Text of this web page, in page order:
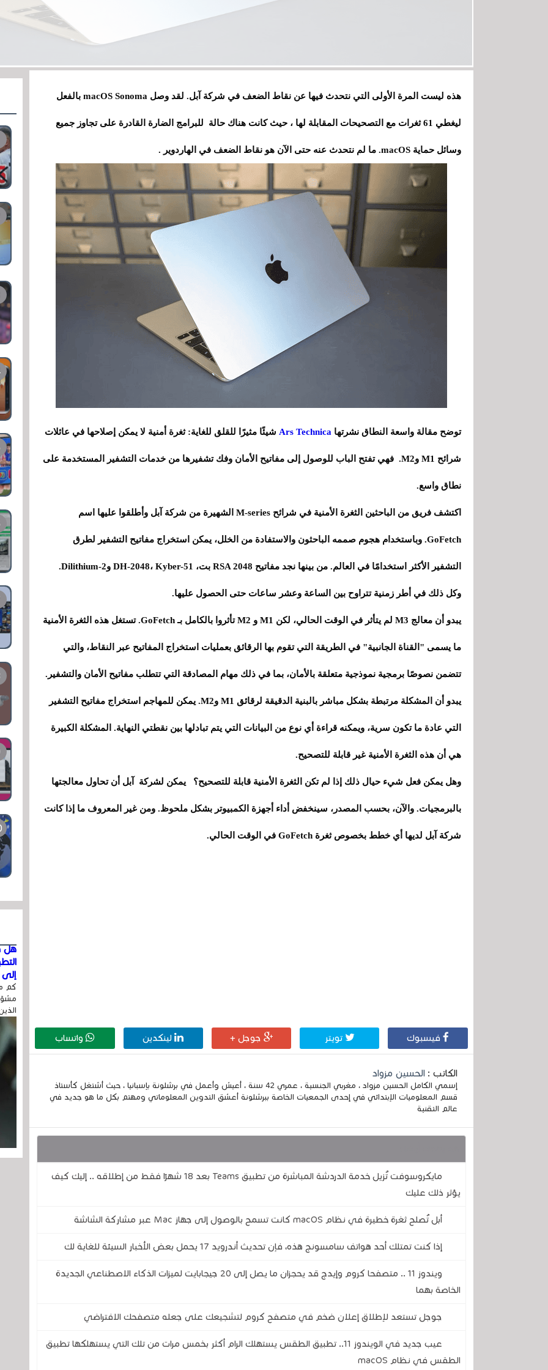
هذه ليست المرة الأولى التي نتحدث فيها عن نقاط الضعف في شركة آبل. لقد وصل macOS Sonoma بالفعل
ليغطي 61 ثغرات مع التصحيحات المقابلة لها ، حيث كانت هناك حالة للبرامج الضارة القادرة على تجاوز جميع
وسائل حماية macOS. ما لم نتحدث عنه حتى الآن هو نقاط الضعف في الهاردوير .
توضح مقالة واسعة النطاق نشرتها Ars Technica شيئًا مثيرًا للقلق للغاية: ثغرة أمنية لا يمكن إصلاحها في عائلات
شرائح M1 وM2. فهي تفتح الباب للوصول إلى مفاتيح الأمان وفك تشفيرها من خدمات التشفير المستخدمة على
نطاق واسع.
اكتشف فريق من الباحثين الثغرة الأمنية في شرائح M-series الشهيرة من شركة آبل وأطلقوا عليها اسم
GoFetch. وباستخدام هجوم صممه الباحثون والاستفادة من الخلل، يمكن استخراج مفاتيح التشفير لطرق
التشفير الأكثر استخدامًا في العالم. من بينها نجد مفاتيح RSA 2048 بت، DH-2048، Kyber-51 وDilithium-2.
وكل ذلك في أطر زمنية تتراوح بين الساعة وعشر ساعات حتى الحصول عليها.
يبدو أن معالج M3 لم يتأثر في الوقت الحالي، لكن M1 و M2 تأثروا بالكامل بـ GoFetch. تستغل هذه الثغرة الأمنية
ما يسمى "القناة الجانبية" في الطريقة التي تقوم بها الرقائق بعمليات استخراج المفاتيح عبر النقاط، والتي
تتضمن نصوصًا برمجية نموذجية متعلقة بالأمان، بما في ذلك مهام المصادقة التي تتطلب مفاتيح الأمان والتشفير.
يبدو أن المشكلة مرتبطة بشكل مباشر بالبنية الدقيقة لرقائق M1 وM2. يمكن للمهاجم استخراج مفاتيح التشفير
التي عادة ما تكون سرية، ويمكنه قراءة أي نوع من البيانات التي يتم تبادلها بين نقطتي النهاية. المشكلة الكبيرة
هي أن هذه الثغرة الأمنية غير قابلة للتصحيح.
وهل يمكن فعل شيء حيال ذلك إذا لم تكن الثغرة الأمنية قابلة للتصحيح؟ يمكن لشركة آبل أن تحاول معالجتها
بالبرمجيات. والآن، بحسب المصدر، سينخفض ​​أداء أجهزة الكمبيوتر بشكل ملحوظ. ومن غير المعروف ما إذا كانت
شركة آبل لديها أي خطط بخصوص ثغرة GoFetch في الوقت الحالي.
فيسبوك تويتر جوجل + لينكدين واتساب
الكاتب : الحسين مزواد
إسمي الكامل الحسين مزواد ، مغربي الجنسية ، عمري 42 سنة ، أعيش وأعمل في برشلونة بإسبانيا ، حيث أشتغل كأستاذ
قسم المعلوميات الإبتدائي في إحدى الجمعيات الخاصة ببرشلونة أعشق التدوين المعلوماتي ومهتم بكل ما هو جديد في
عالم التقنية
مايكروسوفت تُزيل خدمة الدردشة المباشرة من تطبيق Teams بعد 18 شهرًا فقط من إطلاقه .. إليك كيف
يؤثر ذلك عليك
أبل تُصلح ثغرة خطيرة في نظام macOS كانت تسمح بالوصول إلى جهاز Mac عبر مشاركة الشاشة
إذا كنت تمتلك أحد هواتف سامسونج هذه، فإن تحديث أندرويد 17 يحمل بعض الأخبار السيئة للغاية لك
ويندوز 11 .. متصفحا كروم وإيدج قد يحجزان ما يصل إلى 20 جيجابايت لميزات الذكاء الاصطناعي الجديدة
الخاصة بهما
جوجل تستعد لإطلاق إعلان ضخم في متصفح كروم لتشجيعك على جعله متصفحك الافتراضي
عيب جديد في الويندوز 11.. تطبيق الطقس يستهلك الرام أكثر بخمس مرات من تلك التي يستهلكها تطبيق
الطقس في نظام macOS
هل
إلى
كم